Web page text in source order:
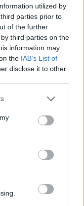
utilized by
parties prior to
of the further
third parties on the
information may
the IAB’s List of
disclose it to other
or more Google
You may click to
party tags to
in below Google
sapere